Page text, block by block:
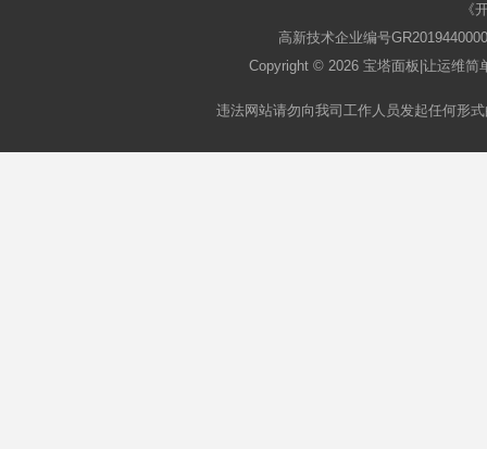
《
高新技术企业编号
Copyright © 2026 宝塔面板 |让运维
违法网站请勿向我司工作人员发起任何形